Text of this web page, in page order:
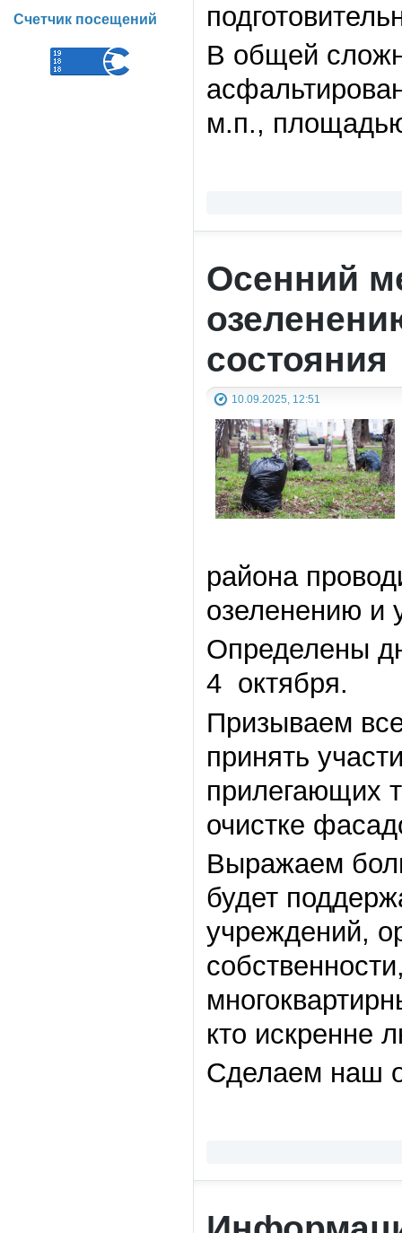
В общей
м.п.,
Осенний
состояния
10.09.2025, 12:51
района
озеленению и
Определены
4 октября.
Призываем
принять
прилегающих
очистке
Выражаем
будет
учреждений,
кто искренне
Сделаем наш
Счетчик посещений